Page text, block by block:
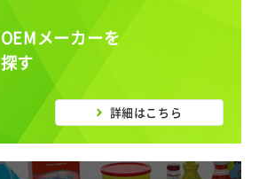
OEMメーカーを
探す
詳細はこちら